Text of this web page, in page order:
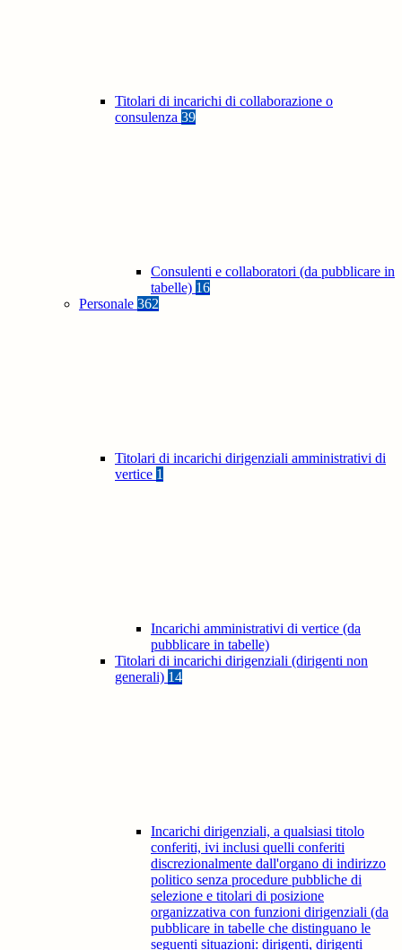
Titolari di incarichi di collaborazione o
consulenza 39
Consulenti e collaboratori (da pubblicare in
tabelle) 16
Personale 362
Titolari di incarichi dirigenziali amministrativi di
vertice 1
Incarichi amministrativi di vertice (da
pubblicare in tabelle)
Titolari di incarichi dirigenziali (dirigenti non
generali) 14
Incarichi dirigenziali, a qualsiasi titolo
conferiti, ivi inclusi quelli conferiti
discrezionalmente dall'organo di indirizzo
politico senza procedure pubbliche di
selezione e titolari di posizione
organizzativa con funzioni dirigenziali (da
pubblicare in tabelle che distinguano le
seguenti situazioni: dirigenti, dirigenti